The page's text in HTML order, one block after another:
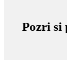
Pozri si